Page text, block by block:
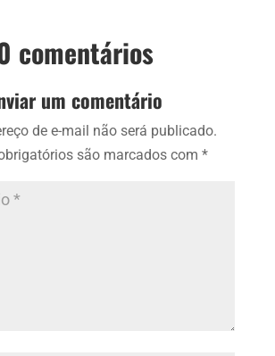
comentários
um comentário
de e-mail não será publicado.
são marcados com*